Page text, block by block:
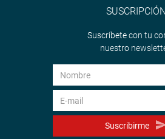
SUSCRIPCIÓN
Suscríbete con tu
nuestro
Suscribirme